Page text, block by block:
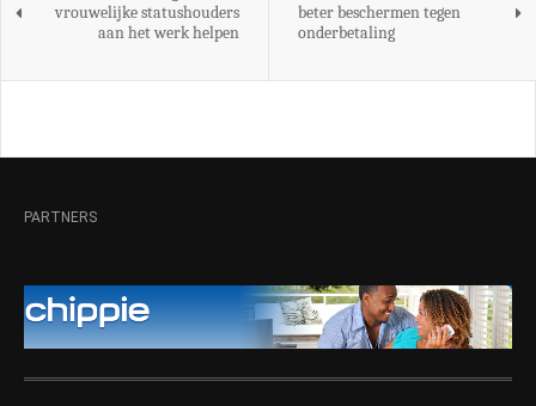
vrouwelijke statushouders
aan het werk helpen
beter beschermen tegen
onderbetaling
PARTNERS